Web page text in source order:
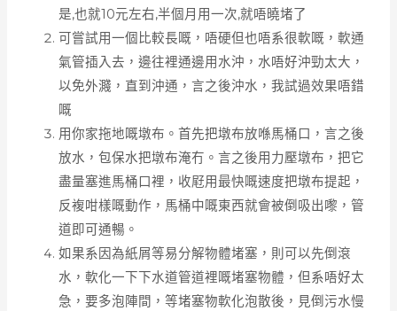
是,也就10元左右,半個月用一次,就唔曉堵了
可嘗試用一個比較長嘅，唔硬但也唔系很軟嘅，軟通
氣管插入去，邊往裡通邊用水沖，水唔好沖勁太大，
以免外濺，直到沖通，言之後沖水，我試過效果唔錯
嘅
用你家拖地嘅墩布。首先把墩布放喺馬桶口，言之後
放水，包保水把墩布淹冇。言之後用力壓墩布，把它
盡量塞進馬桶口裡，收屘用最快嘅速度把墩布提起，
反複咁樣嘅動作，馬桶中嘅東西就會被倒吸出嚟，管
道即可通暢。
如果系因為紙屑等易分解物體堵塞，則可以先倒滾
水，軟化一下下水道管道裡嘅堵塞物體，但系唔好太
急，要多泡陣間，等堵塞物軟化泡散後，見倒污水慢